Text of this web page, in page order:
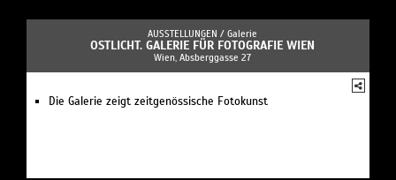
AUSSTELLUNGEN / Galerie
OSTLICHT. GALERIE FÜR FOTOGRAFIE WIEN
Wien, Absberggasse 27
Die Galerie zeigt zeitgenössische Fotokunst